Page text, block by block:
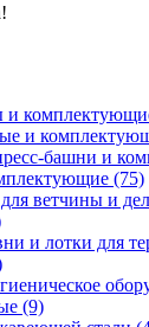
и
и
башни и
(75)
ветчины и
и лотки для
(9)